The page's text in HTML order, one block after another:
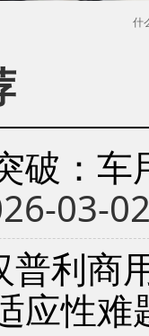
什
破：
03-
利商
应性难